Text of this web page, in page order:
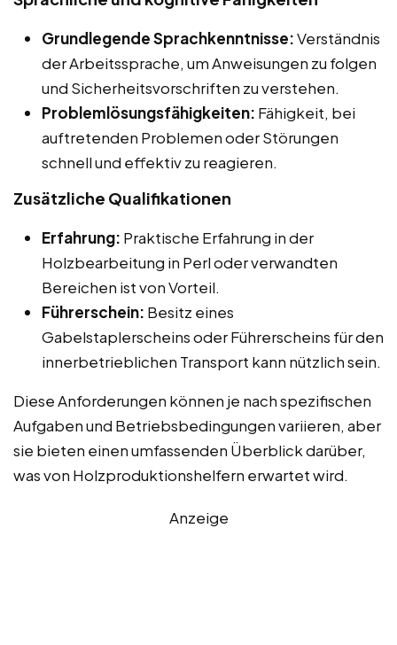
Grundlegende Sprachkenntnisse:Verständnis
der Arbeitssprache, um Anweisungen zu folgen
und Sicherheitsvorschriften zu verstehen.
Problemlösungsfähigkeiten: Fähigkeit, bei
auftretenden Problemen oder Störungen
schnell und effektiv zu reagieren.
Zusätzliche Qualifikationen
Erfahrung: Praktische Erfahrung in der
Holzbearbeitung in Perl oder verwandten
Bereichen ist von Vorteil.
Führerschein: Besitz eines
Gabelstaplerscheins oder Führerscheins für den
innerbetrieblichen Transport kann nützlich sein.
Diese Anforderungen können je nach spezifischen
Aufgaben und Betriebsbedingungen variieren, aber
sie bieten einen umfassenden Überblick darüber,
was von Holzproduktionshelfern erwartet wird.
Anzeige